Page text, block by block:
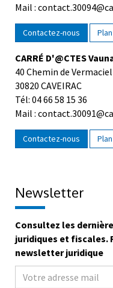
Mail :
Contactez-nous
CARRÉ D'@CTES
40 Chemin de Vermaciel
30820 CAVEIRAC
Tél: 04 66 58 15 36
Mail :
Contactez-nous
Newsletter
Consultez les
juridiques et fiscales.
newsletter juridique